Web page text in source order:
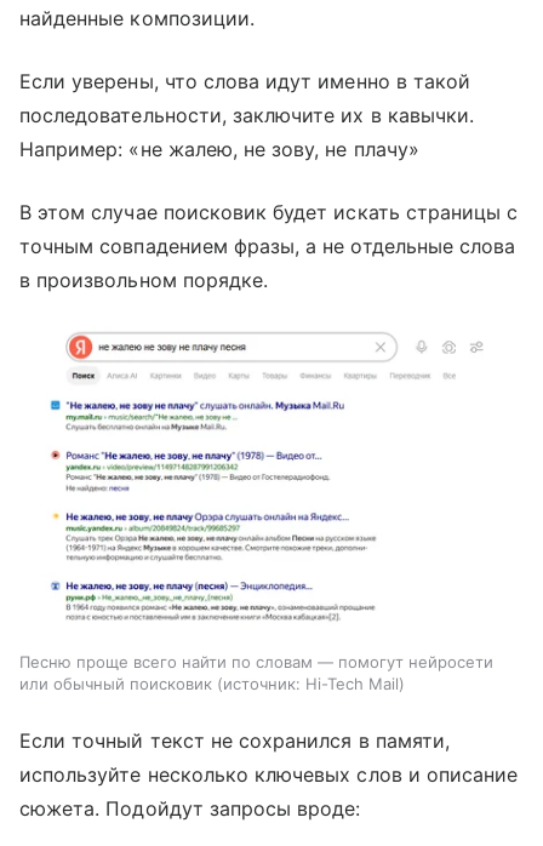
найденные композиции.
Если уверены, что слова идут именно в такой
последовательности, заключите их в кавычки.
Например: «не жалею, не зову, не плачу»
В этом случае поисковик будет искать страницы с
точным совпадением фразы, а не отдельные слова
в произвольном порядке.
Песню проще всего найти по словам — помогут нейросети
или обычный поисковик
источник: Hi-Tech Mail
Если точный текст не сохранился в памяти,
используйте несколько ключевых слов и описание
сюжета. Подойдут запросы вроде: